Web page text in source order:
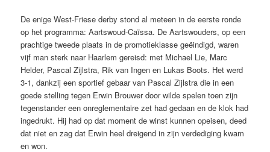
De enige West-Friese derby stond al meteen in de eerste ronde
op het programma: Aartswoud-Caïssa. De Aartswouders, op een
prachtige tweede plaats in de promotieklasse geëindigd, waren
vijf man sterk naar Haarlem gereisd: met Michael Lie, Marc
Helder, Pascal Zijlstra, Rik van Ingen en Lukas Boots. Het werd
3-1, dankzij een sportief gebaar van Pascal Zijlstra die in een
goede stelling tegen Erwin Brouwer door wilde spelen toen zijn
tegenstander een onreglementaire zet had gedaan en de klok had
ingedrukt. Hij had op dat moment de winst kunnen opeisen, deed
dat niet en zag dat Erwin heel dreigend in zijn verdediging kwam
en won.